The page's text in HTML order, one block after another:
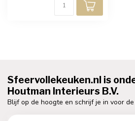
Sfeervollekeuken.nl is
Houtman Interieurs B.V.
Blijf op de hoogte en schrijf je in voor